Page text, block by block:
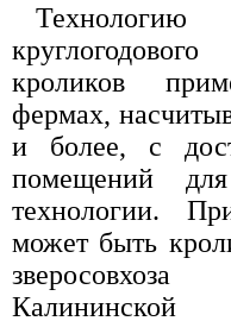
кроликов
фермах,
и более, с
помещений
технологии.
может быть
Калининской